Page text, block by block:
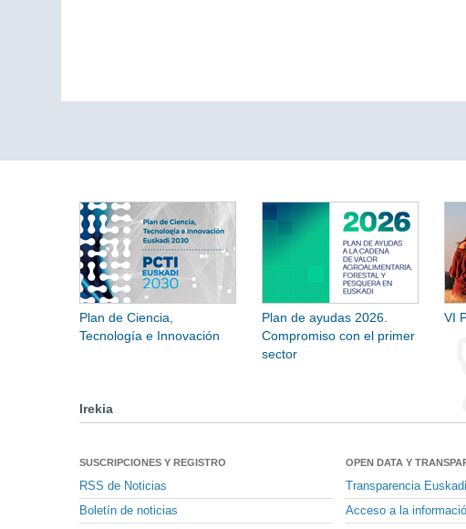
Plan de Ciencia,
Tecnología e Innovación
Plan de ayudas 2026.
Compromiso con el primer
sector
VI
Irekia
SUSCRIPCIONES Y REGISTRO
RSS de Noticias
Boletín de noticias
OPEN DATA Y
Transparencia Euskadi
Acceso a la